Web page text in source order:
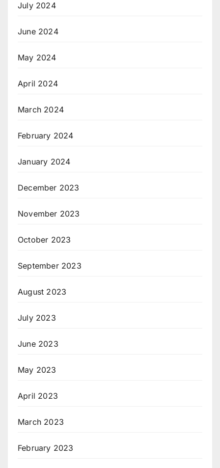
July 2024
June 2024
May 2024
April 2024
March 2024
February 2024
January 2024
December 2023
November 2023
October 2023
September 2023
August 2023
July 2023
June 2023
May 2023
April 2023
March 2023
February 2023